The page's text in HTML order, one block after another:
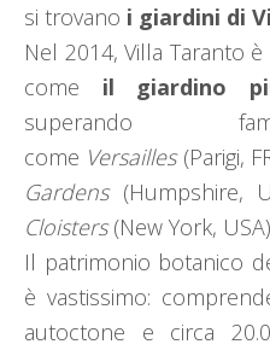
si trovano i giardini di
Nel 2014, Villa Taranto
come il giardino
superando
come Versailles(Parigi,
Gardens(Humpshire,
Cloisters(New York,
Il patrimonio botanico
è vastissimo:
autoctone e circa